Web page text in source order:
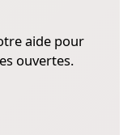
aide pour
ouvertes.